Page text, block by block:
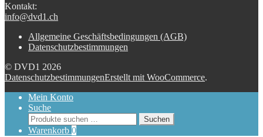
Kontakt:
info@dvd1.ch
Allgemeine Geschäftsbedingungen (AGB)
Datenschutzbestimmungen
© DVD1 2026
DatenschutzbestimmungenErstellt mit WooCommerce.
Mein Konto
Suche
Suchen
nach:
Suchen
Warenkorb 0